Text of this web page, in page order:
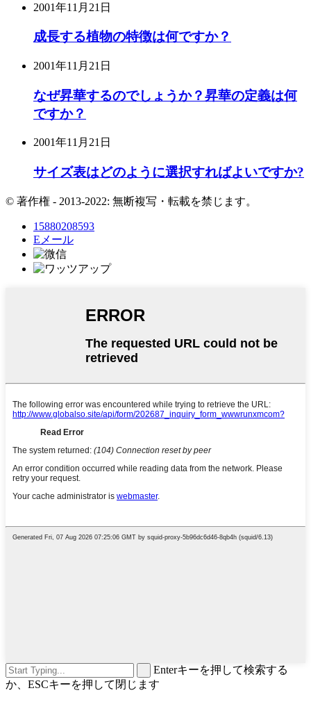
2001年11月21日
成長する植物の特徴は何ですか？
2001年11月21日
なぜ昇華するのでしょうか？昇華の定義は何
ですか？
2001年11月21日
サイズ表はどのように選択すればよいですか?
© 著作権 - 2013-2022: 無断複写・転載を禁じます。
15880208593
Eメール
Enterキーを押して検索する
か、ESCキーを押して閉じます